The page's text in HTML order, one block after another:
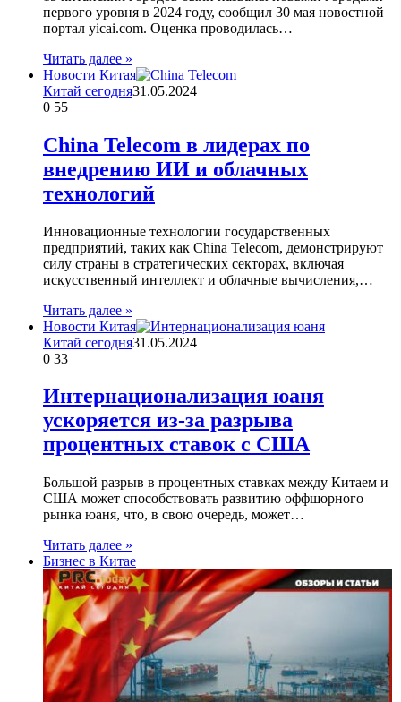
первого уровня в 2024 году, сообщил 30 мая новостной
портал yicai.com. Оценка проводилась…
Читать далее »
Новости Китая
Китай сегодня31.05.2024
0 55
China Telecom в лидерах по
внедрению ИИ и облачных
технологий
Инновационные технологии государственных
предприятий, таких как China Telecom, демонстрируют
силу страны в стратегических секторах, включая
искусственный интеллект и облачные вычисления,…
Читать далее »
Новости Китая
Китай сегодня31.05.2024
0 33
Интернационализация юаня
ускоряется из-за разрыва
процентных ставок с США
Большой разрыв в процентных ставках между Китаем и
США может способствовать развитию оффшорного
рынка юаня, что, в свою очередь, может…
Читать далее »
Бизнес в Китае